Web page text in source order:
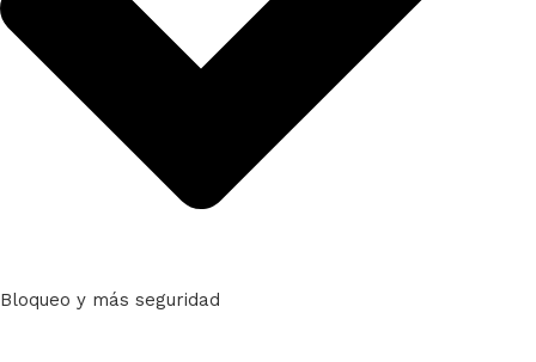
Bloqueo y más seguridad